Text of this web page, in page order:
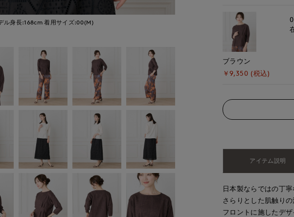
ル身長:168cm 着用サイズ:00(M) モデル身長
ブラウン
￥9,350 (税込)
アイテム説明
日本製ならではの丁寧
さらりとした肌触りの
フロントに施したデザ